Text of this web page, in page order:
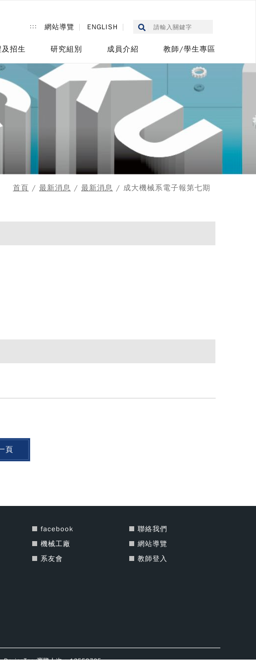
::: 網站導覽 ENGLISH
招生 研究組別 成員介紹 教師/學生專區
首頁 / 最新消息 / 最新消息 / 成大機械系電子報第七期
頁
facebook
機械工廠
系友會
聯絡我們
網站導覽
教師登入
DeviseTop瀏覽人次 : 13559705